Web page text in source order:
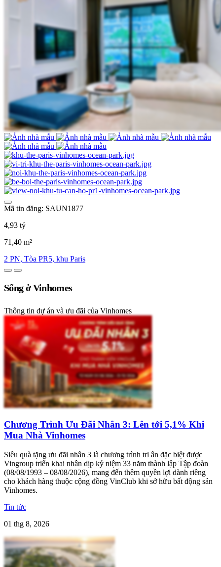
Mã tin đăng: SAUN1877
4,93 tỷ
71,40 m²
2 PN, Tòa PR5, khu Paris
Sống ở Vinhomes
Thông tin dự án và ưu đãi của Vinhomes
Chương Trình Ưu Đãi Nhân 3: Lên tới 5,1% Khi
Mua Nhà Vinhomes
Siêu quà tặng ưu đãi nhân 3 là chương trình tri ân đặc biệt được
Vingroup triển khai nhân dịp kỷ niệm 33 năm thành lập Tập đoàn
(08/08/1993 – 08/08/2026), mang đến thêm quyền lợi dành riêng
cho khách hàng thuộc cộng đồng VinClub khi sở hữu bất động sản
Vinhomes.
Tin tức
01 thg 8, 2026